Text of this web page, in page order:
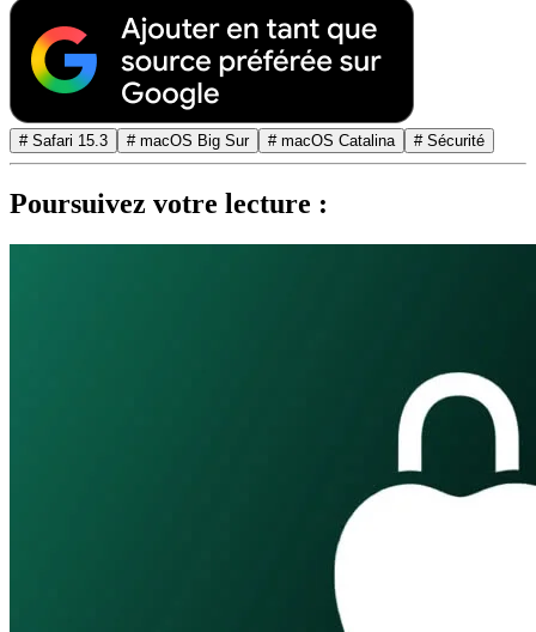
# Safari 15.3 # macOS Big Sur # macOS Catalina # Sécurité
Poursuivez votre lecture :